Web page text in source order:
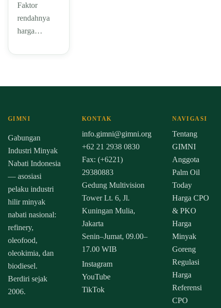
Faktor
rendahnya
harga…
GIMNI
Gabungan
Industri Minyak
Nabati Indonesia
— asosiasi
pelaku industri
hilir minyak
nabati nasional:
refinery,
oleofood,
oleokimia, dan
biodiesel.
Berdiri sejak
2006.
KONTAK
info.gimni@gimni.org
+62 21 2938 0830
Fax: (+6221)
29380883
Gedung Multivision
Tower Lt. 6, Jl.
Kuningan Mulia,
Jakarta
Senin–Jumat, 09.00–
17.00 WIB
Instagram
YouTube
TikTok
NAVIGASI
Tentang
GIMNI
Anggota
Palm Oil
Today
Harga CPO
& PKO
Harga
Minyak
Goreng
Regulasi
Harga
Referensi
CPO